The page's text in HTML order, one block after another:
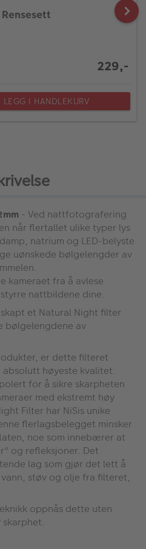
229,-
LEGG I HANDLEKURV
- Ved nattfotografering
når flertallet ulike typer lys
natrium og LED-belyste
uønskede bølgelengder av
kameraet fra å avlese
nattbildene dine.
et Natural Night filter
bølgelengdene av
er dette filteret
høyeste kvalitet.
for å sikre skarpheten
med ekstremt høy
Filter har NiSis unike
flerlagsbelegget minsker
noe som innebærer at
og refleksjoner. Det
lag som gjør det lett å
støv og olje fra filteret,
oppnås dette uten